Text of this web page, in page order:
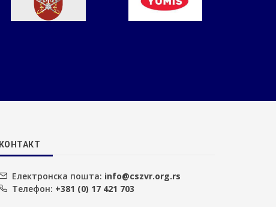
КОНТАКТ
Електронска пошта: info@cszvr.org.rs
Телефон: +381 (0) 17 421 703